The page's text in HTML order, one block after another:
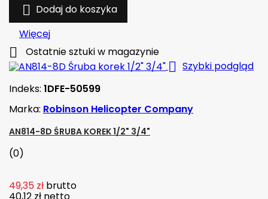
 Dodaj do koszyka
Więcej
 Ostatnie sztuki w magazynie
 Szybki podgląd
Indeks: 1DFE-50599
Marka: Robinson Helicopter Company
AN814-8D ŚRUBA KOREK 1/2" 3/4"
(0)
49,35 zł brutto
40,12 zł netto